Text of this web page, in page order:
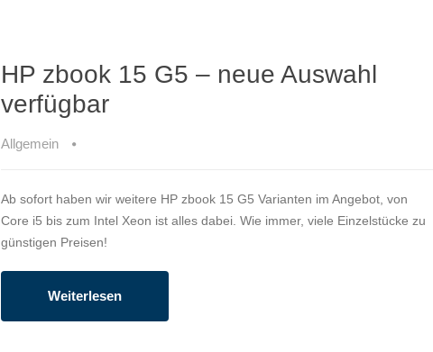
HP zbook 15 G5 – neue Auswahl
verfügbar
Allgemein
Ab sofort haben wir weitere HP zbook 15 G5 Varianten im Angebot, von
Core i5 bis zum Intel Xeon ist alles dabei. Wie immer, viele Einzelstücke zu
günstigen Preisen!
Weiterlesen